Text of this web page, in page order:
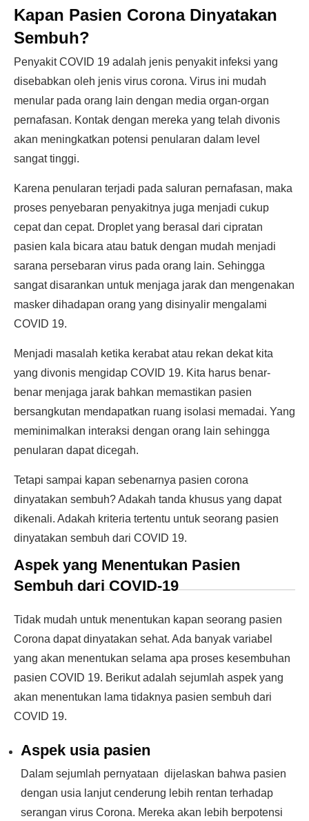
Kapan Pasien Corona Dinyatakan
Sembuh?
Penyakit COVID 19 adalah jenis penyakit infeksi yang
disebabkan oleh jenis virus corona. Virus ini mudah
menular pada orang lain dengan media organ-organ
pernafasan. Kontak dengan mereka yang telah divonis
akan meningkatkan potensi penularan dalam level
sangat tinggi.
Karena penularan terjadi pada saluran pernafasan, maka
proses penyebaran penyakitnya juga menjadi cukup
cepat dan cepat. Droplet yang berasal dari cipratan
pasien kala bicara atau batuk dengan mudah menjadi
sarana persebaran virus pada orang lain. Sehingga
sangat disarankan untuk menjaga jarak dan mengenakan
masker dihadapan orang yang disinyalir mengalami
COVID 19.
Menjadi masalah ketika kerabat atau rekan dekat kita
yang divonis mengidap COVID 19. Kita harus benar-
benar menjaga jarak bahkan memastikan pasien
bersangkutan mendapatkan ruang isolasi memadai. Yang
meminimalkan interaksi dengan orang lain sehingga
penularan dapat dicegah.
Tetapi sampai kapan sebenarnya pasien corona
dinyatakan sembuh? Adakah tanda khusus yang dapat
dikenali. Adakah kriteria tertentu untuk seorang pasien
dinyatakan sembuh dari COVID 19.
Aspek yang Menentukan Pasien
Sembuh dari COVID-19
Tidak mudah untuk menentukan kapan seorang pasien
Corona dapat dinyatakan sehat. Ada banyak variabel
yang akan menentukan selama apa proses kesembuhan
pasien COVID 19. Berikut adalah sejumlah aspek yang
akan menentukan lama tidaknya pasien sembuh dari
COVID 19.
Aspek usia pasien
Dalam sejumlah pernyataan dijelaskan bahwa pasien
dengan usia lanjut cenderung lebih rentan terhadap
serangan virus Corona. Mereka akan lebih berpotensi